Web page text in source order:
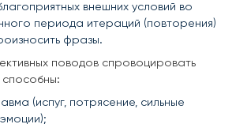
внешних условий во
периода итераций (повторения)
фразы.
поводов спровоцировать
(испуг, потрясение, сильные